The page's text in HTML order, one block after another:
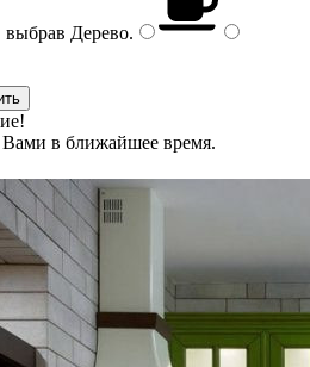
выбрав Дерево.
в ближайшее время.